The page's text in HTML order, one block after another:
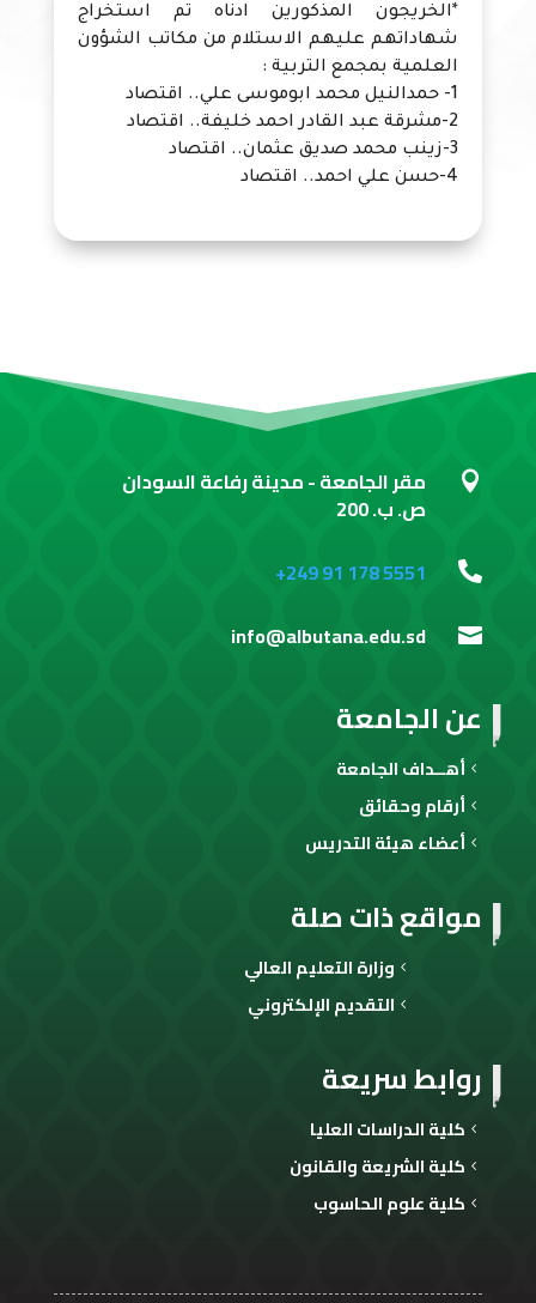
*الخريجون المذكورين ادناه تم استخراج
شهاداتهم عليهم الاستلام من مكاتب الشؤون
العلمية بمجمع التربية :
1- حمدالنيل محمد ابوموسى علي.. اقتصاد
2-مشرقة عبد القادر احمد خليفة.. اقتصاد
3-زينب محمد صديق عثمان.. اقتصاد
4-حسن علي احمد.. اقتصاد
روابط سريعة
كلية الدراسات العليا
كلية الشريعة والقانون
كلية علوم الحاسوب
مواقع ذات صلة
وزارة التعليم العالي
التقديم الإلكتروني
عن الجامعة
أهــداف الجامعة
أرقام وحقائق
أعضاء هيئة التدريس
 مقر الجامعة - مدينة رفاعة السودان
ص. ب. 200

+249 91 178 5551

info@albutana.edu.sd